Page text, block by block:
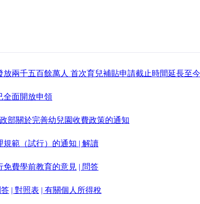
放兩千五百餘萬人 首次育兒補貼申請截止時間延長至
全面開放申領
部關於完善幼兒園收費政策的通知
規範（試行）的通知 | 解讀
免費學前教育的意見 | 問答
答 | 對照表 | 有關個人所得稅